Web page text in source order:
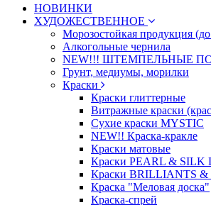
НОВИНКИ
ХУДОЖЕСТВЕННОЕ
Морозостойкая продукция
Алкогольные чернила
NEW!!! ШТЕМПЕЛЬНЫЕ
Грунт, медиумы, морилки
Краски
Краски глиттерные
Витражные краски
Сухие краски MYSTIC
NEW!! Краска-кракле
Краски матовые
Краски PEARL &
Краски BRILLIANTS &
Краска "Меловая доска"
Краска-спрей